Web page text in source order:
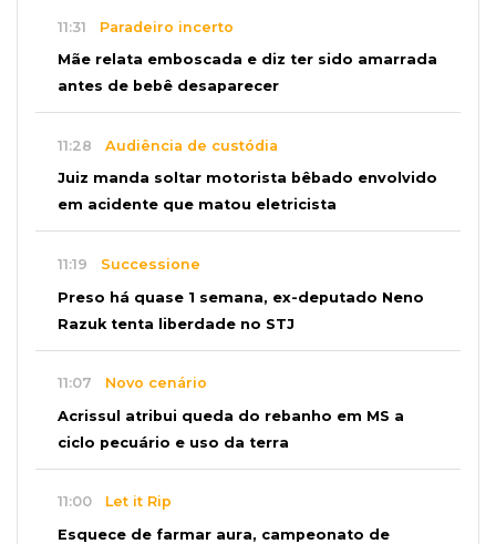
11:31 Paradeiro incerto
Mãe relata emboscada e diz ter sido amarrada
antes de bebê desaparecer
11:28 Audiência de custódia
Juiz manda soltar motorista bêbado envolvido
em acidente que matou eletricista
11:19 Successione
Preso há quase 1 semana, ex-deputado Neno
Razuk tenta liberdade no STJ
11:07 Novo cenário
Acrissul atribui queda do rebanho em MS a
ciclo pecuário e uso da terra
11:00 Let it Rip
Esquece de farmar aura, campeonato de